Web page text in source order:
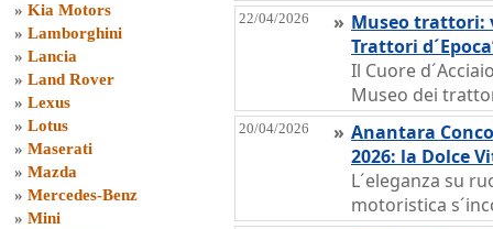
» Kia Motors
» Lamborghini
» Lancia
» Land Rover
» Lexus
» Lotus
» Maserati
» Mazda
» Mercedes-Benz
» Mini
22/04/2026 » Museo trattori:
Trattori
Il Cuore
Museo dei
20/04/2026 » Anantara
2026: la Dolce
L´eleganza su
motoristica